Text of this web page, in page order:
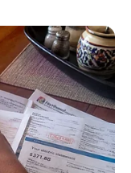
al subir una
lo atrapó